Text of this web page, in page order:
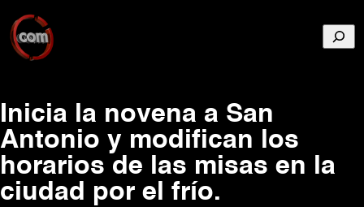
Inicia la novena a San
Antonio y modifican los
horarios de las misas en la
ciudad por el frío.